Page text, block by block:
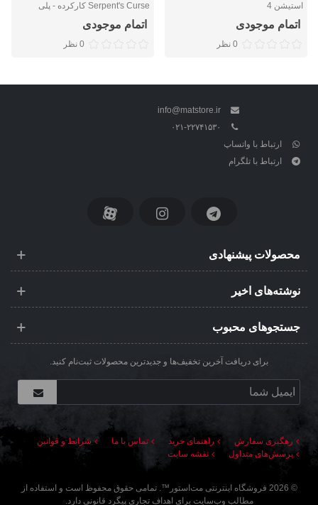
استیشن 4
اتمام موجودی
0 نظر
Serpent's Curse کارکرده - پلی
استیشن 4
اتمام موجودی
0 نظر
info@matstore.ir
۰۲۱-۲۲۷۴۱۵۳۰
ارتباط با واتساپ
ارتباط با تلگرام
محصولات پیشنهادی
نوشته‌های اخیر
جستجوهای محبوب
برای دریافت آخرین تخفیف‌ها و جدیدترین محصولات ثبت‌نام کنید.
رهگیری سفارش راهنمای خرید تماس با ما
شرایط و قوانین
پرسش‌های متداول
نقشه سایت
©
2026 فروشگاه اینترنتی مت‌استور ™. تمامی حقوق محفوظ است و استفاده از
مطالب وب‌سایت برای اهداف تجاری پیگرد قانونی دارد.